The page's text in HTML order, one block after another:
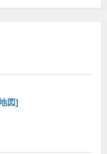
図]